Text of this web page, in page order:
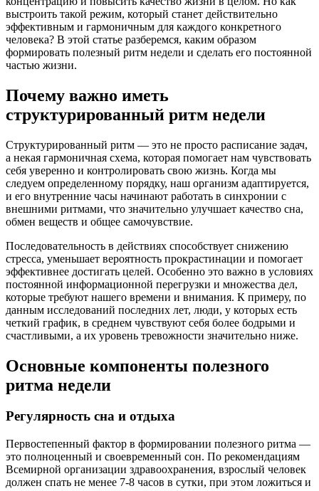
выстроить такой режим, который станет действительно
эффективным и гармоничным для каждого конкретного
человека? В этой статье разберемся, каким образом
формировать полезный ритм недели и сделать его постоянной
частью жизни.
Почему важно иметь
структурированный ритм недели
Структурированный ритм — это не просто расписание задач,
а некая гармоничная схема, которая помогает нам чувствовать
себя уверенно и контролировать свою жизнь. Когда мы
следуем определенному порядку, наш организм адаптируется,
и его внутренние часы начинают работать в синхронии с
внешними ритмами, что значительно улучшает качество сна,
обмен веществ и общее самочувствие.
Последовательность в действиях способствует снижению
стресса, уменьшает вероятность прокрастинации и помогает
эффективнее достигать целей. Особенно это важно в условиях
постоянной информационной перегрузки и множества дел,
которые требуют нашего времени и внимания. К примеру, по
данным исследований последних лет, люди, у которых есть
четкий график, в среднем чувствуют себя более бодрыми и
счастливыми, а их уровень тревожности значительно ниже.
Основные компоненты полезного
ритма недели
Регулярность сна и отдыха
Первостепенный фактор в формировании полезного ритма —
это полноценный и своевременный сон. По рекомендациям
Всемирной организации здравоохранения, взрослый человек
должен спать не менее 7-8 часов в сутки, при этом ложиться и